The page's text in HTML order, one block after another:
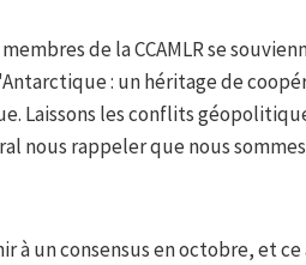
de la CCAMLR se
: un héritage de
Laissons les conflits
nous rappeler que nous
à un consensus en octobre, et